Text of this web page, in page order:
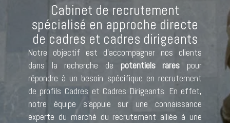
Cabinet de recrutement
spécialisé en approche directe
de cadres et cadres dirigeants
Notre objectif est d’accompagner nos clients
dans la recherche de potentiels rares pour
répondre à un besoin spécifique en recrutement
de profils Cadres et Cadres Dirigeants. En effet,
notre équipe s’appuie sur une connaissance
experte du marché du recrutement alliée à une